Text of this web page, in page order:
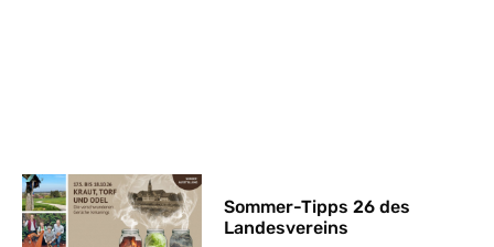
Sommer-Tipps 26 des
Landesvereins